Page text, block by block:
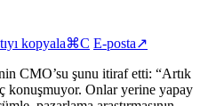
kopyala⌘C E-posta↗
CMO’su şunu itiraf etti: “Artık
konuşmuyor. Onlar yerine yapay